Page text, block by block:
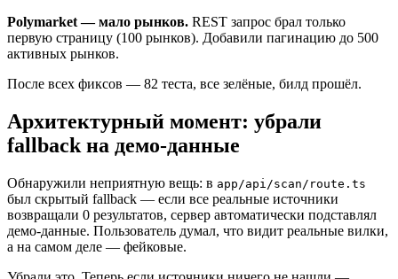
Polymarket — мало рынков. REST запрос брал только
первую страницу (100 рынков). Добавили пагинацию до 500
активных рынков.
После всех фиксов — 82 теста, все зелёные, билд прошёл.
Архитектурный момент: убрали
fallback на демо-данные
Обнаружили неприятную вещь: в app/api/scan/route.ts
был скрытый fallback — если все реальные источники
возвращали 0 результатов, сервер автоматически подставлял
демо-данные. Пользователь думал, что видит реальные вилки,
а на самом деле — фейковые.